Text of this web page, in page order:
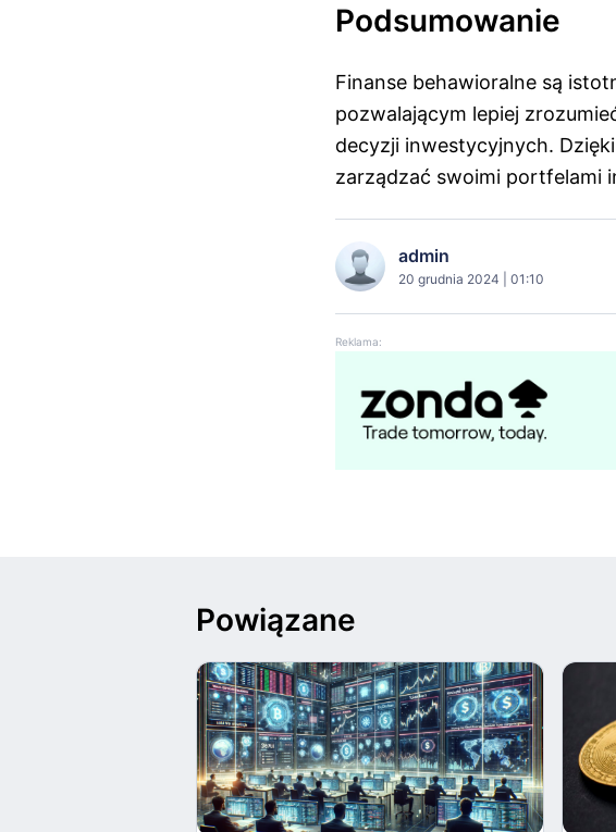
Podsumowanie
Finanse behawioralne są
pozwalającym lepiej
decyzji inwestycyjnych.
zarządzać swoimi portfelami
admin
20 grudnia 2024 | 01:10
Reklama:
Powiązane